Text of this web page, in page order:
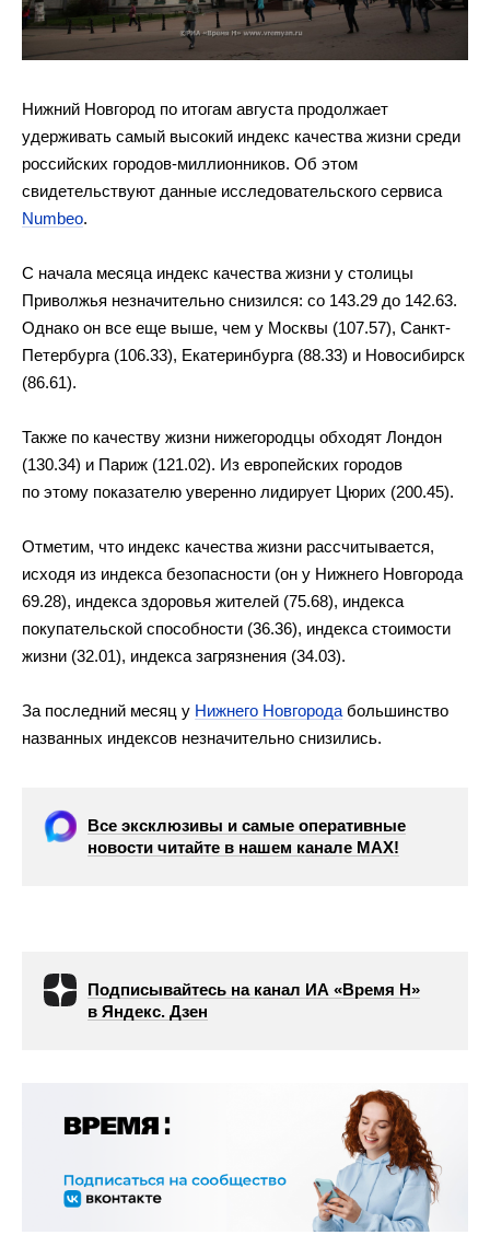
Нижний Новгород по итогам августа продолжает
удерживать самый высокий индекс качества жизни среди
российских городов-миллионников. Об этом
свидетельствуют данные исследовательского сервиса
Numbeo.
С начала месяца индекс качества жизни у столицы
Приволжья незначительно снизился: со 143.29 до 142.63.
Однако он все еще выше, чем у Москвы (107.57), Санкт-
Петербурга (106.33), Екатеринбурга (88.33) и Новосибирск
(86.61).
Также по качеству жизни нижегородцы обходят Лондон
(130.34) и Париж (121.02). Из европейских городов
по этому показателю уверенно лидирует Цюрих (200.45).
Отметим, что индекс качества жизни рассчитывается,
исходя из индекса безопасности (он у Нижнего Новгорода
69.28), индекса здоровья жителей (75.68), индекса
покупательской способности (36.36), индекса стоимости
жизни (32.01), индекса загрязнения (34.03).
За последний месяц у Нижнего Новгорода большинство
названных индексов незначительно снизились.
Все эксклюзивы и самые оперативные
новости читайте в нашем канале МАХ!
Подписывайтесь на канал ИА «Время Н»
в Яндекс. Дзен